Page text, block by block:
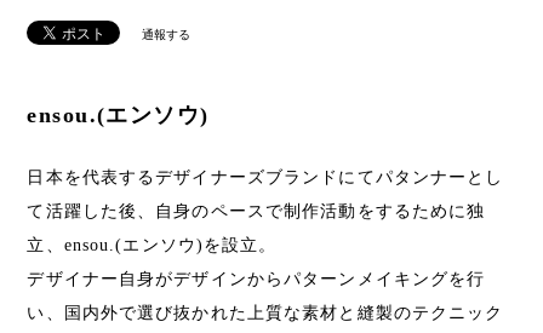
通報する
ensou.(エンソウ)
日本を代表するデザイナーズブランドにてパタンナーとし
て活躍した後、自身のペースで制作活動をするために独
立、ensou.(エンソウ)を設立。
デザイナー自身がデザインからパターンメイキングを行
い、国内外で選び抜かれた上質な素材と縫製のテクニック